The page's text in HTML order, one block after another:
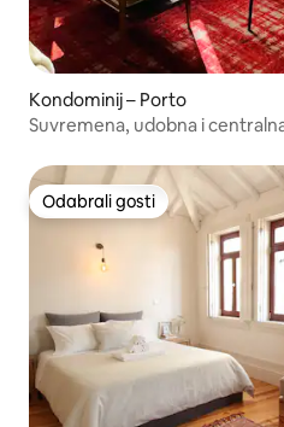
Kondominij – Porto
Suvremena, udobna i
Odabrali gosti
Odabrali gosti